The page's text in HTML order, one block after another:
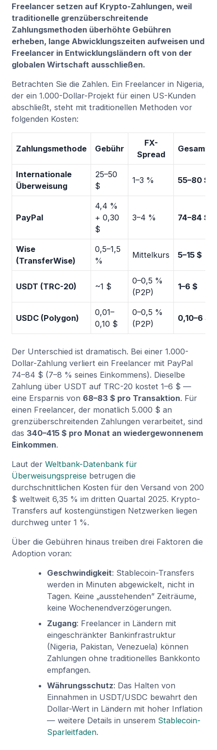
Freelancer setzen auf Krypto-Zahlungen, weil
traditionelle grenzüberschreitende
Zahlungsmethoden überhöhte Gebühren
erheben, lange Abwicklungszeiten aufweisen und
Freelancer in Entwicklungsländern oft von der
globalen Wirtschaft ausschließen.
Betrachten Sie die Zahlen. Ein Freelancer in Nigeria,
der ein 1.000-Dollar-Projekt für einen US-Kunden
abschließt, steht mit traditionellen Methoden vor
folgenden Kosten:
Zahlungsmethode Gebühr
FX-
Spread
Internationale
Überweisung
25–50
$
1–3 % 55–80 $
PayPal
4,4 %
+ 0,30
$
3–4 % 74–84 $
Wise
(TransferWise)
0,5–1,5
%
Mittelkurs 5–15 $
USDT (TRC-20) ~1 $
0–0,5 %
(P2P)
1–6 $
USDC (Polygon)
0,01–
0,10 $
0–0,5 %
(P2P)
0,10–6 $
Der Unterschied ist dramatisch. Bei einer 1.000-
Dollar-Zahlung verliert ein Freelancer mit PayPal
74–84 $ (7–8 % seines Einkommens). Dieselbe
Zahlung über USDT auf TRC-20 kostet 1–6 $ —
eine Ersparnis von 68–83 $ pro Transaktion. Für
einen Freelancer, der monatlich 5.000 $ an
grenzüberschreitenden Zahlungen verarbeitet, sind
das 340–415 $ pro Monat an wiedergewonnenem
Einkommen.
Laut der Weltbank-Datenbank für
Überweisungspreise betrugen die
durchschnittlichen Kosten für den Versand von 200
$ weltweit 6,35 % im dritten Quartal 2025. Krypto-
Transfers auf kostengünstigen Netzwerken liegen
durchweg unter 1 %.
Über die Gebühren hinaus treiben drei Faktoren die
Adoption voran:
Geschwindigkeit: Stablecoin-Transfers
werden in Minuten abgewickelt, nicht in
Tagen. Keine „ausstehenden” Zeiträume,
keine Wochenendverzögerungen.
Zugang: Freelancer in Ländern mit
eingeschränkter Bankinfrastruktur
(Nigeria, Pakistan, Venezuela) können
Zahlungen ohne traditionelles Bankkonto
empfangen.
Währungsschutz: Das Halten von
Einnahmen in USDT/USDC bewahrt den
Dollar-Wert in Ländern mit hoher Inflation
— weitere Details in unserem Stablecoin-
Sparleitfaden.